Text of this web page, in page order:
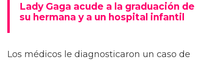
Lady Gaga acude a la graduación de
su hermana y a un hospital infantil
Los médicos le diagnosticaron un caso de